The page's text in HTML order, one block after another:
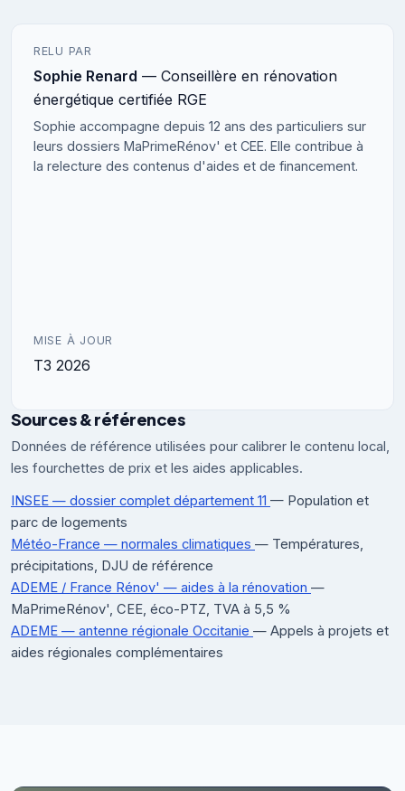
RELU PAR
Sophie Renard — Conseillère en rénovation
énergétique certifiée RGE
Sophie accompagne depuis 12 ans des particuliers sur
leurs dossiers MaPrimeRénov' et CEE. Elle contribue à
la relecture des contenus d'aides et de financement.
MISE À JOUR
T3 2026
Sources & références
Données de référence utilisées pour calibrer le contenu local,
les fourchettes de prix et les aides applicables.
INSEE — dossier complet département 11 — Population et
parc de logements
Météo-France — normales climatiques — Températures,
précipitations, DJU de référence
ADEME / France Rénov' — aides à la rénovation —
MaPrimeRénov', CEE, éco-PTZ, TVA à 5,5 %
ADEME — antenne régionale Occitanie — Appels à projets et
aides régionales complémentaires